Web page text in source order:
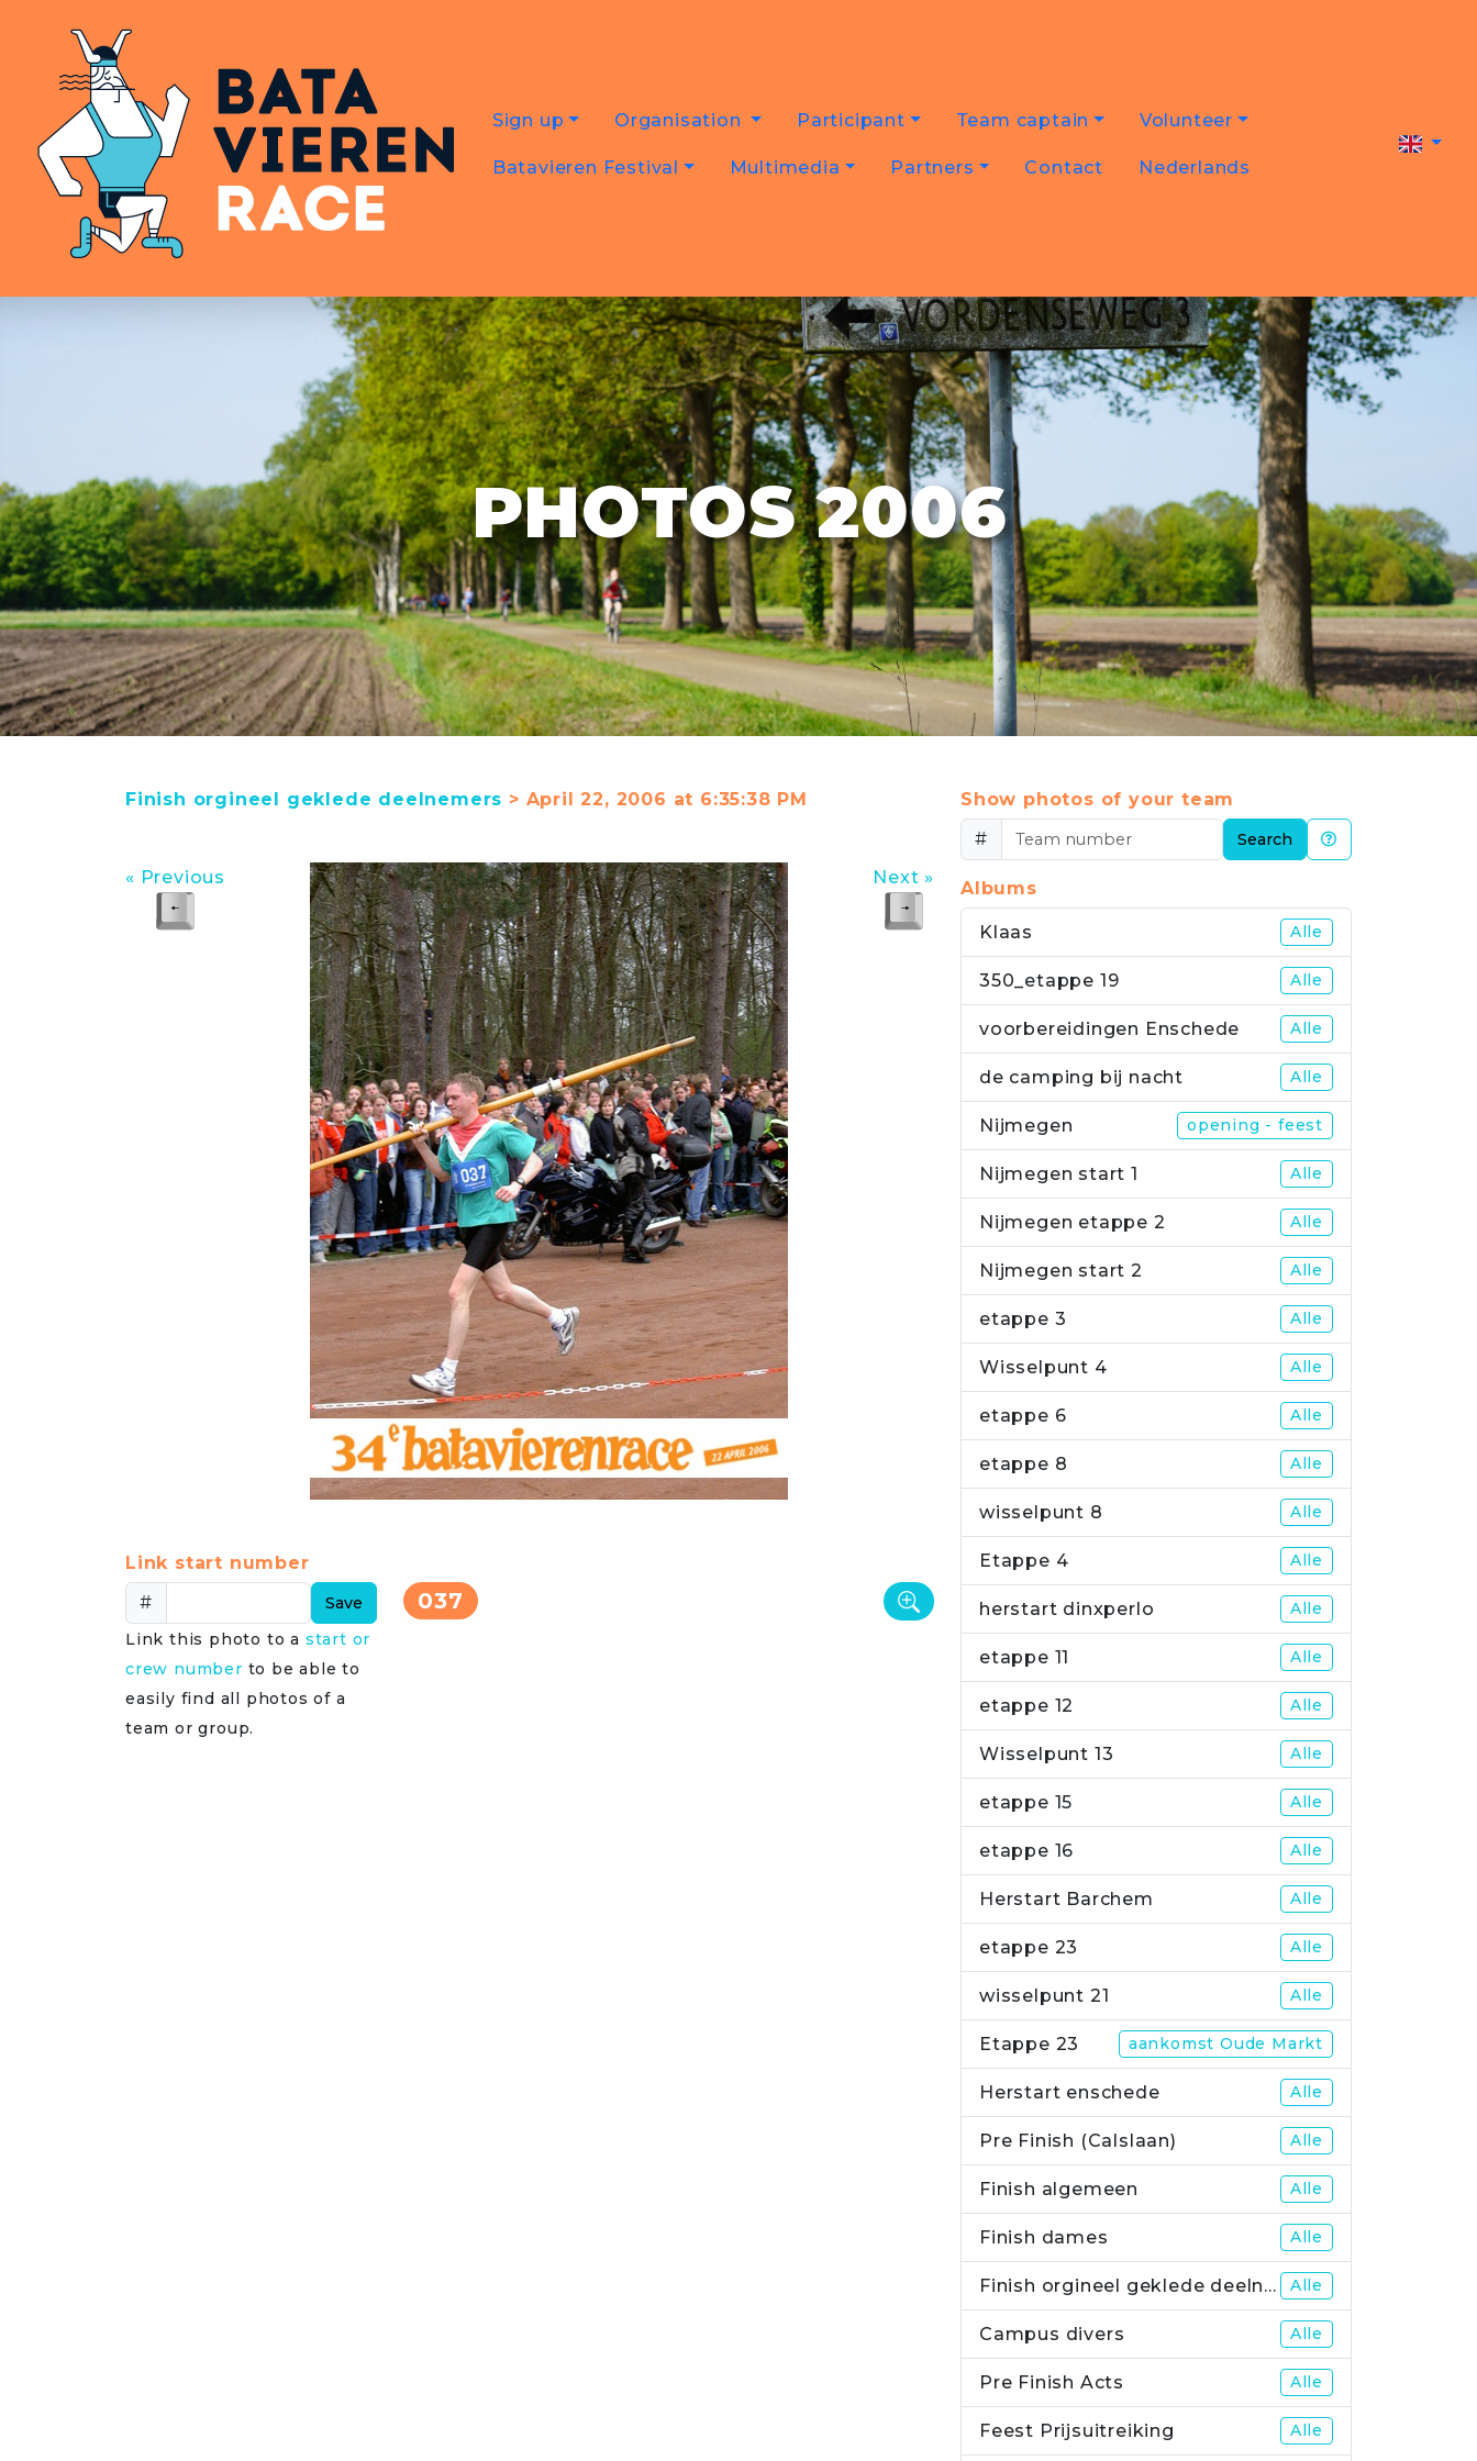
Sign up Organisation Participant Team captain Volunteer
Batavieren Festival Multimedia Partners Contact Nederlands
PHOTOS 2006
Finish orgineel geklede deelnemers > April 22, 2006 at 6:35:38 PM
« Previous Next »
Link start number
#
Save
Link this photo to a start or
crew number to be able to
easily find all photos of a
team or group.
037
Show photos of your team
#
Search
Albums
Klaas Alle
350_etappe 19 Alle
voorbereidingen Enschede Alle
de camping bij nacht Alle
Nijmegen opening - feest
Nijmegen start 1 Alle
Nijmegen etappe 2 Alle
Nijmegen start 2 Alle
etappe 3 Alle
Wisselpunt 4 Alle
etappe 6 Alle
etappe 8 Alle
wisselpunt 8 Alle
Etappe 4 Alle
herstart dinxperlo Alle
etappe 11 Alle
etappe 12 Alle
Wisselpunt 13 Alle
etappe 15 Alle
etappe 16 Alle
Herstart Barchem Alle
etappe 23 Alle
wisselpunt 21 Alle
Etappe 23 aankomst Oude Markt
Herstart enschede Alle
Pre Finish (Calslaan) Alle
Finish algemeen Alle
Finish dames Alle
Finish orgineel geklede deelnemers Alle
Campus divers Alle
Pre Finish Acts Alle
Feest Prijsuitreiking Alle